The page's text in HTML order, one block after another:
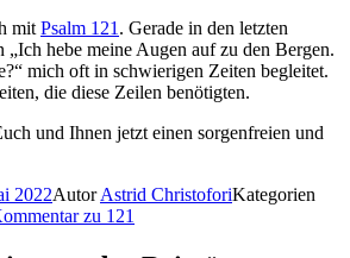
mit Psalm 121 . Gerade in den letzten
„Ich hebe meine Augen auf zu den Bergen.
mich oft in schwierigen Zeiten begleitet.
die diese Zeilen benötigten.
und Ihnen jetzt einen sorgenfreien und
2022AutorAstrid ChristoforiKategorien
zu 121